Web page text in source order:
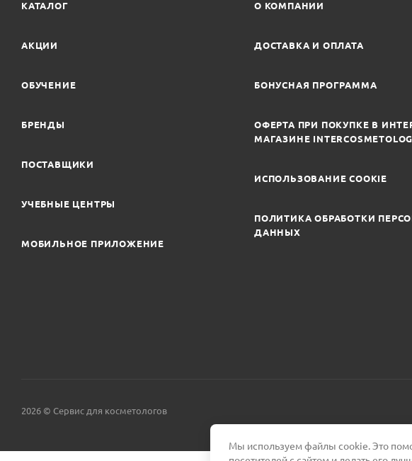
КАТАЛОГ
АКЦИИ
ОБУЧЕНИЕ
БРЕНДЫ
ПОСТАВЩИКИ
УЧЕБНЫЕ ЦЕНТРЫ
МОБИЛЬНОЕ ПРИЛОЖЕНИЕ
О КОМПАНИИ
ДОСТАВКА И ОПЛАТА
БОНУСНАЯ ПРОГРАММА
ОФЕРТА ПРИ ПОКУПКЕ В
МАГАЗИНЕ
ИСПОЛЬЗОВАНИЕ COOKIE
ПОЛИТИКА ОБРАБОТКИ
ДАННЫХ
2026 © Сервис для косметологов
Мы используем файлы cookie. Это